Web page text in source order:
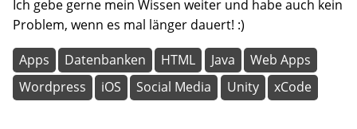
Ich gebe gerne mein Wissen weiter und habe auch kein
Problem, wenn es mal länger dauert! :)
Apps Datenbanken HTML Java
Web Apps
Wordpress
iOS Social Media Unity xCode